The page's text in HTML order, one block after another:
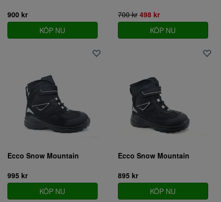
900 kr
KÖP NU
700 kr 498 kr
KÖP NU
Ecco Snow Mountain
995 kr
KÖP NU
Ecco Snow Mountain
895 kr
KÖP NU